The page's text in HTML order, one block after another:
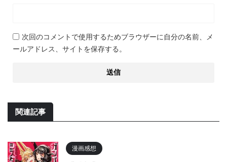
次回のコメントで使用するためブラウザーに自分の名前、メ
ールアドレス、サイトを保存する。
関連記事
漫画感想